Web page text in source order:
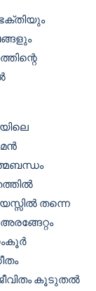
തന്നെ
കൂടുതൽ